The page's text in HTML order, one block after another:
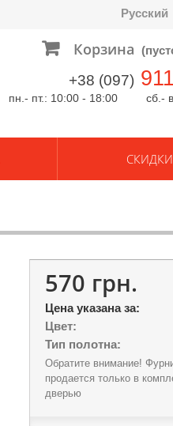
Русский
Корзина
+38 (097)
пн.- пт.: 10:00 - 18:00 сб.-
СКИДКИ
570 грн.
Цена указана за:
Цвет:
Тип полотна:
Обратите внимание!
продается только в
дверью